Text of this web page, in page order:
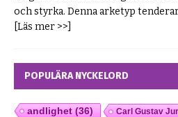
och styrka. Denna arketyp
[Läs mer >>]
POPULÄRA NYCKELORD
andlighet(36) Carl Gustav